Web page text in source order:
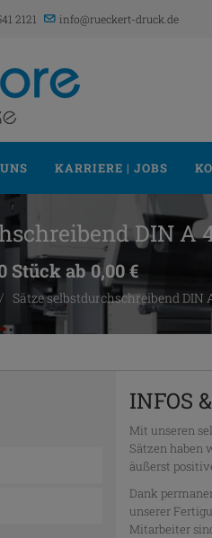
2121 info@rueckert-druck.de
KARRIERE | JOBS
DIN A
Sätze selbstdurchschreibend DIN
Stück ab 0,00 €
INFOS
Mit unseren
Sätzen haben
äußerst
Dank
unserer
Mitarbeiter